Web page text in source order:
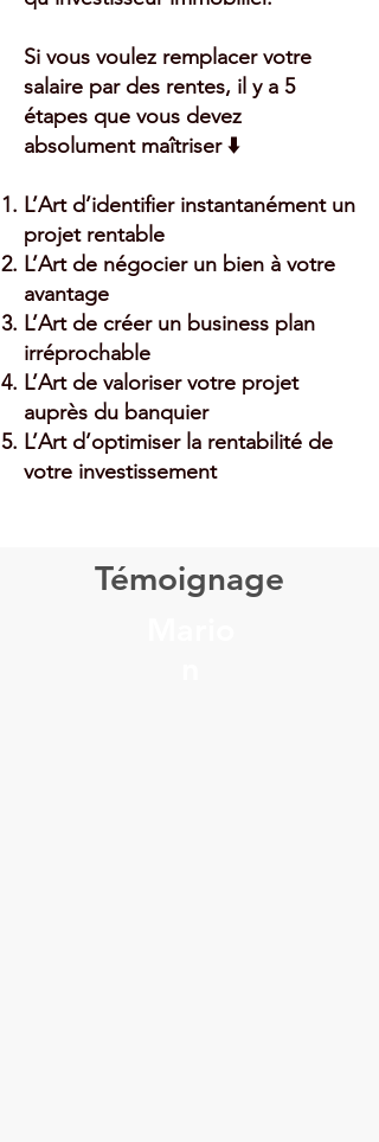
Si vous voulez remplacer votre
salaire par des rentes, il y a 5
étapes que vous devez
absolument maîtriser ⬇️
L’Art d’identifier instantanément un
projet rentable
L’Art de négocier un bien à votre
avantage
L’Art de créer un business plan
irréprochable
L’Art de valoriser votre projet
auprès du banquier
L’Art d’optimiser la rentabilité de
votre investissement
Témoignage